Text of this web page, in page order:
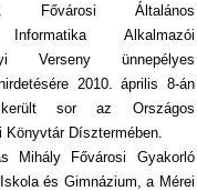
Általános
Alkalmazói
Verseny ünnepélyes
2010. április 8-án
sor az Országos
Könyvtár Dísztermében.
Mihály Fővárosi Gyakorló
és Gimnázium, a Mérei